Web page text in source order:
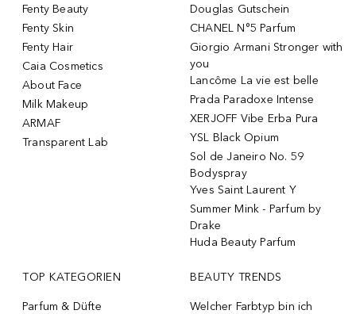
Fenty Beauty
Fenty Skin
Fenty Hair
Caia Cosmetics
About Face
Milk Makeup
ARMAF
Transparent Lab
Douglas Gutschein
CHANEL N°5 Parfum
Giorgio Armani Stronger with
you
Lancôme La vie est belle
Prada Paradoxe Intense
XERJOFF Vibe Erba Pura
YSL Black Opium
Sol de Janeiro No. 59
Bodyspray
Yves Saint Laurent Y
Summer Mink - Parfum by
Drake
Huda Beauty Parfum
TOP KATEGORIEN
Parfum & Düfte
BEAUTY TRENDS
Welcher Farbtyp bin ich